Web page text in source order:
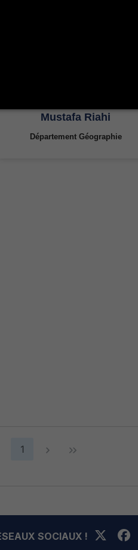
Mustafa Riahi
Département Géographie
1
SOCIAUX !